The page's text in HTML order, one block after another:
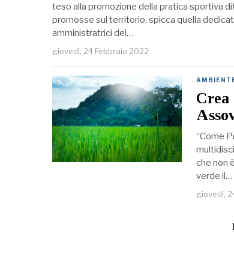
teso alla promozione della pratica sportiva
promosse sul territorio, spicca quella
amministratrici dei…
giovedì, 24 Febbraio 2022
Crea
“Come
che non
verde il…
giovedì,